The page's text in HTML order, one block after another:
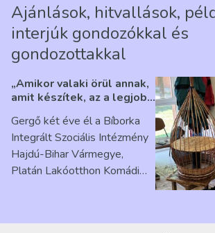
Ajánlások, hitvallások,
interjúk gondozókkal és
gondozottakkal
„Amikor valaki örül annak,
amit készítek, az a legjobb
Ribárszky Gergő ellátottal
Gergő két éve él a Bíborka
Integrált Szociális Intézmény
Hajdú-Bihar Vármegye,
Platán Lakóotthon Komádi